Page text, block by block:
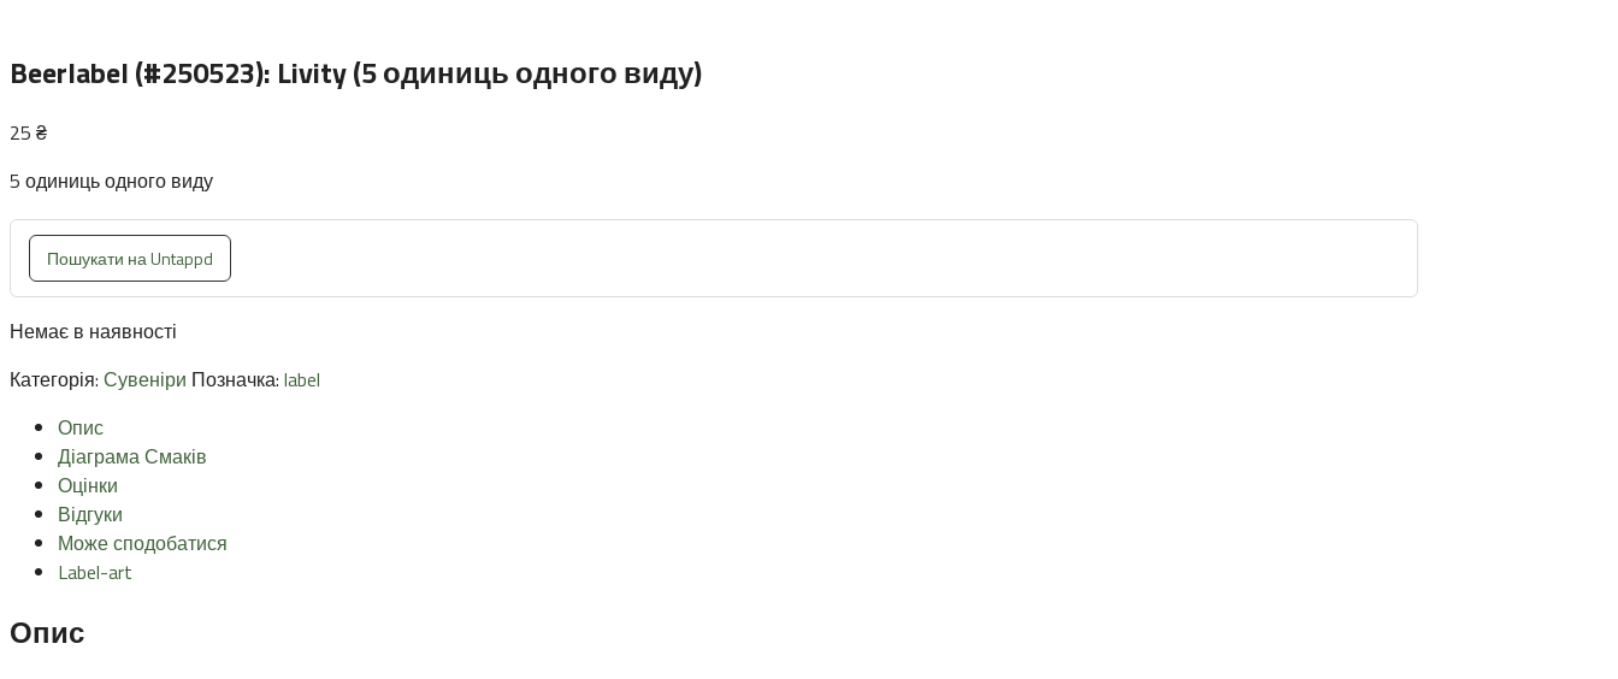
Beerlabel (#250523): Livity (5 одиниць одного виду)
25 ₴
5 одиниць одного виду
Пошукати на Untappd
Немає в наявності
Категорія: Сувеніри Позначка: label
Опис
Діаграма Смаків
Оцінки
Відгуки
Може сподобатися
Label-art
Опис